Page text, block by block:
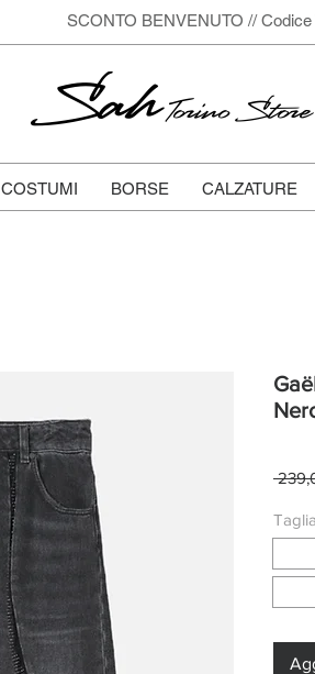
SCONTO BENVENUTO // Codice
SahTorino Store
COSTUMI BORSE CALZATURE
Taglia